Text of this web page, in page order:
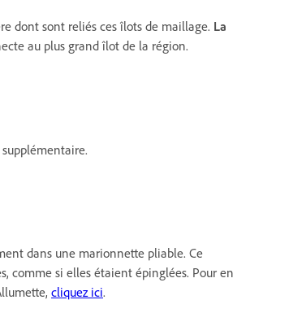
dont sont reliés ces îlots de maillage. La
au plus grand îlot de la région.
dans une marionnette pliable. Ce
comme si elles étaient épinglées. Pour en
cliquez ici.